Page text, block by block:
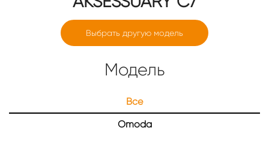
Выбрать другую модель
Модель
Все
Omoda